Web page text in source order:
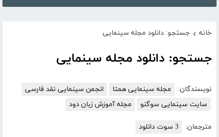
خانه › جستجو: دانلود مجله سینمایی
جستجو: دانلود مجله سینمایی
نویسندگان: مجله سینمایی همتا
انجمن سینمایی نقد فارسی
سایت سینمایی سوگنو
مجله آموزش زبان دود
مترجمان: 3 سوت دانلود